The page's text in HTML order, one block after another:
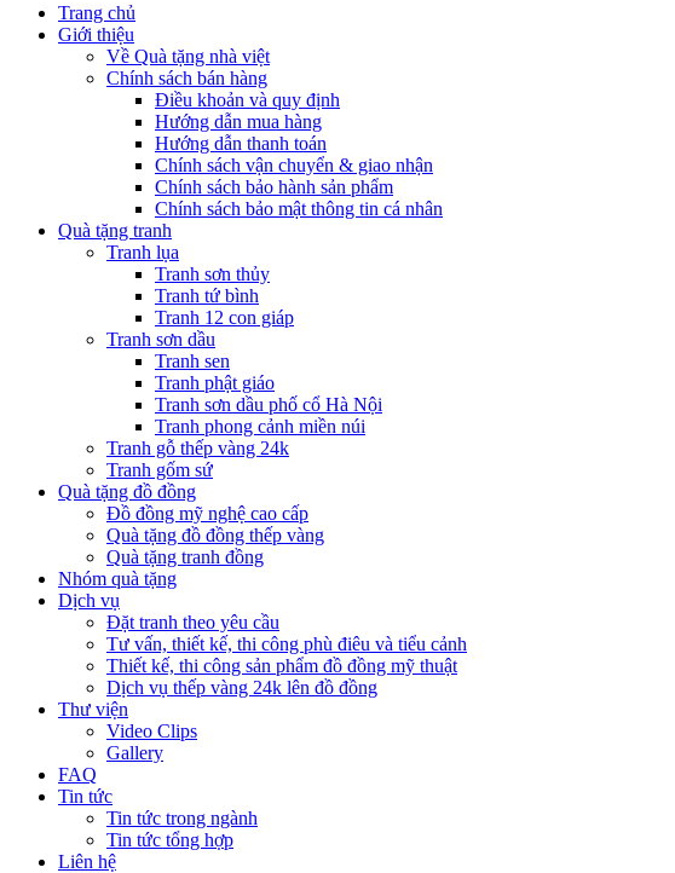
Trang chủ
Giới thiệu
Về Quà tặng nhà việt
Chính sách bán hàng
Điều khoản và quy định
Hướng dẫn mua hàng
Hướng dẫn thanh toán
Chính sách vận chuyển & giao nhận
Chính sách bảo hành sản phẩm
Chính sách bảo mật thông tin cá nhân
Quà tặng tranh
Tranh lụa
Tranh sơn thủy
Tranh tứ bình
Tranh 12 con giáp
Tranh sơn dầu
Tranh sen
Tranh phật giáo
Tranh sơn dầu phố cổ Hà Nội
Tranh phong cảnh miền núi
Tranh gỗ thếp vàng 24k
Tranh gốm sứ
Quà tặng đồ đồng
Đồ đồng mỹ nghệ cao cấp
Quà tặng đồ đồng thếp vàng
Quà tặng tranh đồng
Nhóm quà tặng
Dịch vụ
Đặt tranh theo yêu cầu
Tư vấn, thiết kế, thi công phù điêu và tiểu cảnh
Thiết kế, thi công sản phẩm đồ đồng mỹ thuật
Dịch vụ thếp vàng 24k lên đồ đồng
Thư viện
Video Clips
Gallery
FAQ
Tin tức
Tin tức trong ngành
Tin tức tổng hợp
Liên hệ